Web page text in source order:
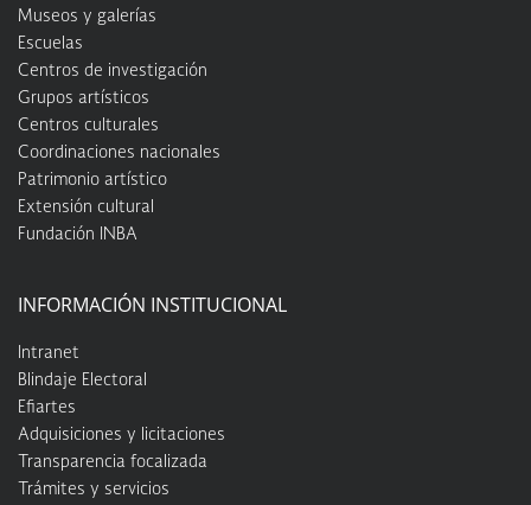
Museos y galerías
Escuelas
Centros de investigación
Grupos artísticos
Centros culturales
Coordinaciones nacionales
Patrimonio artístico
Extensión cultural
Fundación INBA
INFORMACIÓN INSTITUCIONAL
Intranet
Blindaje Electoral
Efiartes
Adquisiciones y licitaciones
Transparencia focalizada
Trámites y servicios